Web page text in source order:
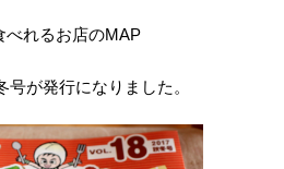
べれるお店のMAP
号が発行になりました。